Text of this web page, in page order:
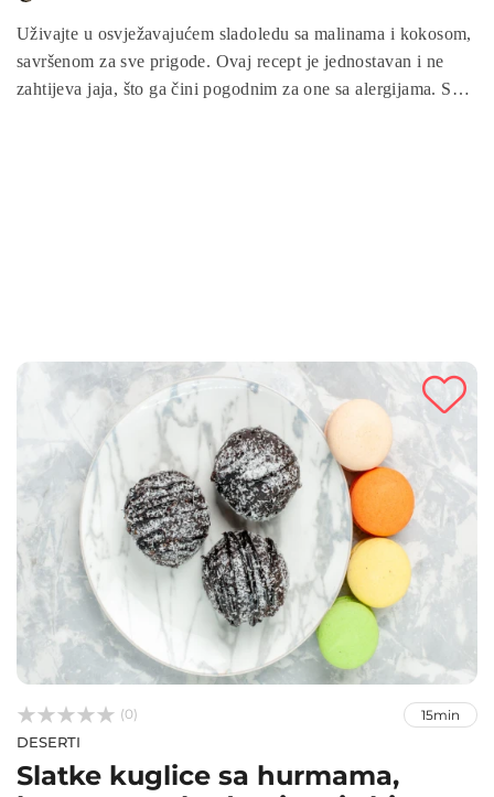
Uživajte u osvježavajućem sladoledu sa malinama i kokosom,
savršenom za sve prigode. Ovaj recept je jednostavan i ne
zahtijeva jaja, što ga čini pogodnim za one sa alergijama. Spoj


 (0) 15min
DESERTI
Slatke kuglice sa hurmama,